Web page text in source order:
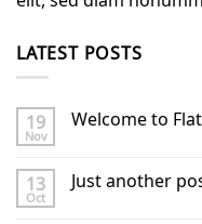
LATEST POSTS
19
Nov
Welcome to
13
Oct
Just another